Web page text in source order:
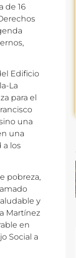
de 16
Edificio
La
para el
una
una
a los
pobreza,
y
Martínez
en
Social a